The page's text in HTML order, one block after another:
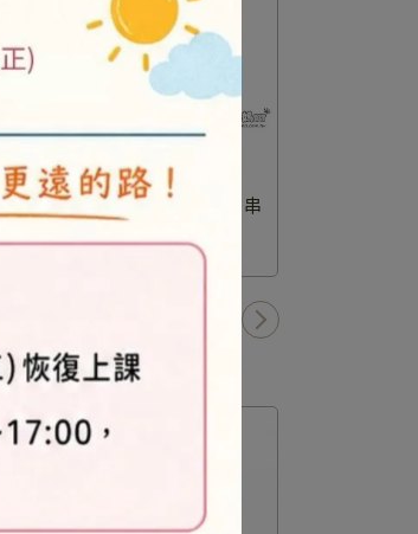
Q版企鵝(2入)-立體系列-初級-串
珠材料包
NT$160